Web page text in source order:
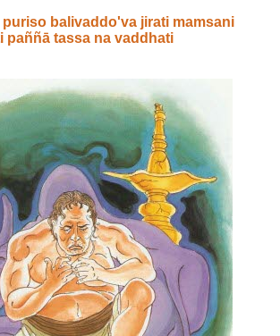
balivaddo'va jirati mamsani
paññā tassa na vaddhati